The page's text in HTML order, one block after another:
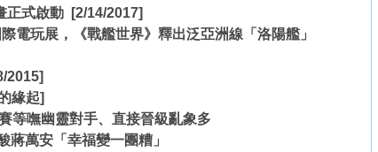
正式啟動 [2/14/2017]
電玩展，《戰艦世界》釋出泛亞洲線「洛陽艦」
2015]
緣起]
等嘸幽靈對手、直接晉級亂象多
蔣萬安「幸福變一團糟」